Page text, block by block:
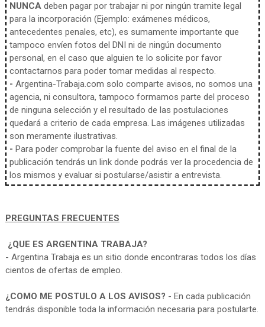
NUNCAdeben pagar por trabajar ni por ningún tramite legal
para la incorporación (Ejemplo: exámenes médicos,
antecedentes penales, etc), es sumamente importante que
tampoco envíen fotos del DNI ni de ningún documento
personal, en el caso que alguien te lo solicite por favor
contactarnos para poder tomar medidas al respecto.
- Argentina-Trabaja.com solo comparte avisos, no somos una
agencia, ni consultora, tampoco formamos parte del proceso
de ninguna selección y el resultado de las postulaciones
quedará a criterio de cada empresa. Las imágenes utilizadas
son meramente ilustrativas.
- Para poder comprobar la fuente del aviso en el final de la
publicación tendrás un link donde podrás ver la procedencia de
los mismos y evaluar si postularse/asistir a entrevista.
PREGUNTAS FRECUENTES
¿QUE ES ARGENTINA TRABAJA?
- Argentina Trabaja es un sitio donde encontraras todos los días
cientos de ofertas de empleo.
¿COMO ME POSTULO A LOS AVISOS? - En cada publicación
tendrás disponible toda la información necesaria para postularte.